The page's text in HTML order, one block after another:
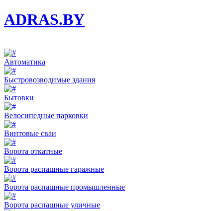
ADRAS.BY
Автоматика
Быстровозводимые здания
Бытовки
Велосипедные парковки
Винтовые сваи
Ворота откатные
Ворота распашные гаражные
Ворота распашные промышленные
Ворота распашные уличные